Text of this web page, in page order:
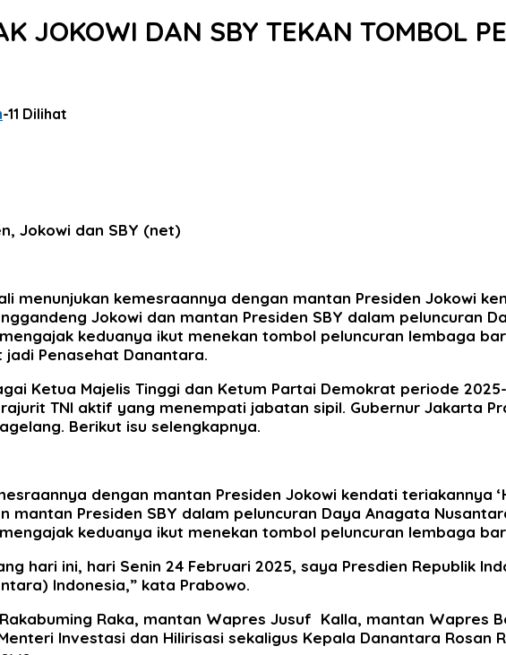
JOKOWI DAN SBY TEKAN TOMBOL
-11 Dilihat
Jokowi dan SBY (net)
menunjukan kemesraannya dengan mantan Presiden Jokowi
Jokowi dan mantan Presiden SBY dalam peluncuran
keduanya ikut menekan tombol peluncuran lembaga
jadi Penasehat Danantara.
Ketua Majelis Tinggi dan Ketum Partai Demokrat periode
TNI aktif yang menempati jabatan sipil. Gubernur Jakarta
Berikut isu selengkapnya.
dengan mantan Presiden Jokowi kendati teriakannya
mantan Presiden SBY dalam peluncuran Daya Anagata
keduanya ikut menekan tombol peluncuran lembaga
hari ini, hari Senin 24 Februari 2025, saya Presdien Republik
Indonesia,” kata Prabowo.
Raka, mantan Wapres Jusuf Kalla, mantan Wapres
Investasi dan Hilirisasi sekaligus Kepala Danantara Rosan